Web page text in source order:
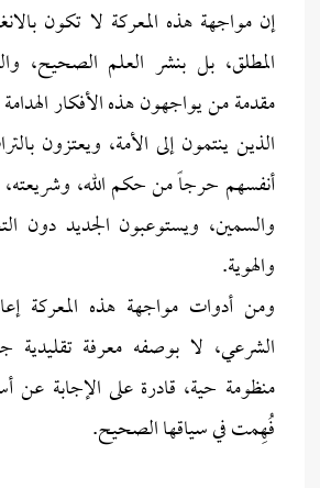
إن مواجهة هذه المعركة لا تكون
المطلق، بل بنشر العلم الصحيح،
مقدمة من يواجهون هذه الأفكار الهدامة
الذين ينتمون إلى الأمة، ويعتزون
أنفسهم حرجاً من حكم الله،
والسمين، ويستوعبون الجديد دون
والهوية.
ومن أدوات مواجهة هذه المعركة
الشرعي، لا بوصفه معرفة تقليدية
منظومة حية، قادرة على الإجابة عن
فُهِمت في سياقها الصحيح.